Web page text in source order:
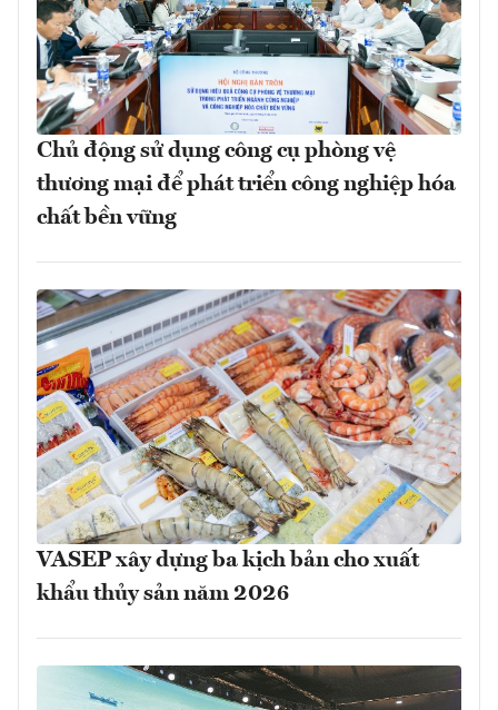
Chủ động sử dụng công cụ phòng vệ
thương mại để phát triển công nghiệp hóa
chất bền vững
VASEP xây dựng ba kịch bản cho xuất
khẩu thủy sản năm 2026